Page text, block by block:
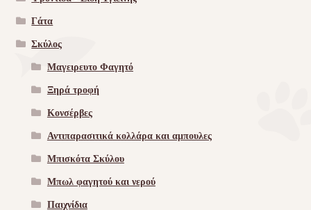
Γάτα
Σκύλος
Μαγειρευτο Φαγητό
Ξηρά τροφή
Κονσέρβες
Αντιπαρασιτικά κολλάρα και αμπουλες
Μπισκότα Σκύλου
Μπωλ φαγητού και νερού
Παιχνίδια